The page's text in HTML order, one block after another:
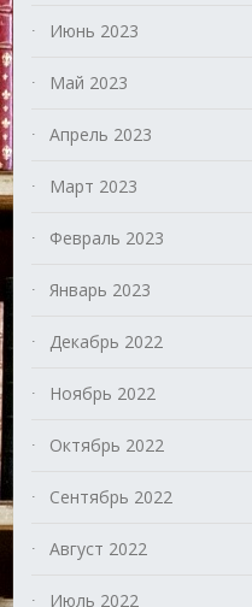
Июнь 2023
Май 2023
Апрель 2023
Март 2023
Февраль 2023
Январь 2023
Декабрь 2022
Ноябрь 2022
Октябрь 2022
Сентябрь 2022
Август 2022
Июль 2022